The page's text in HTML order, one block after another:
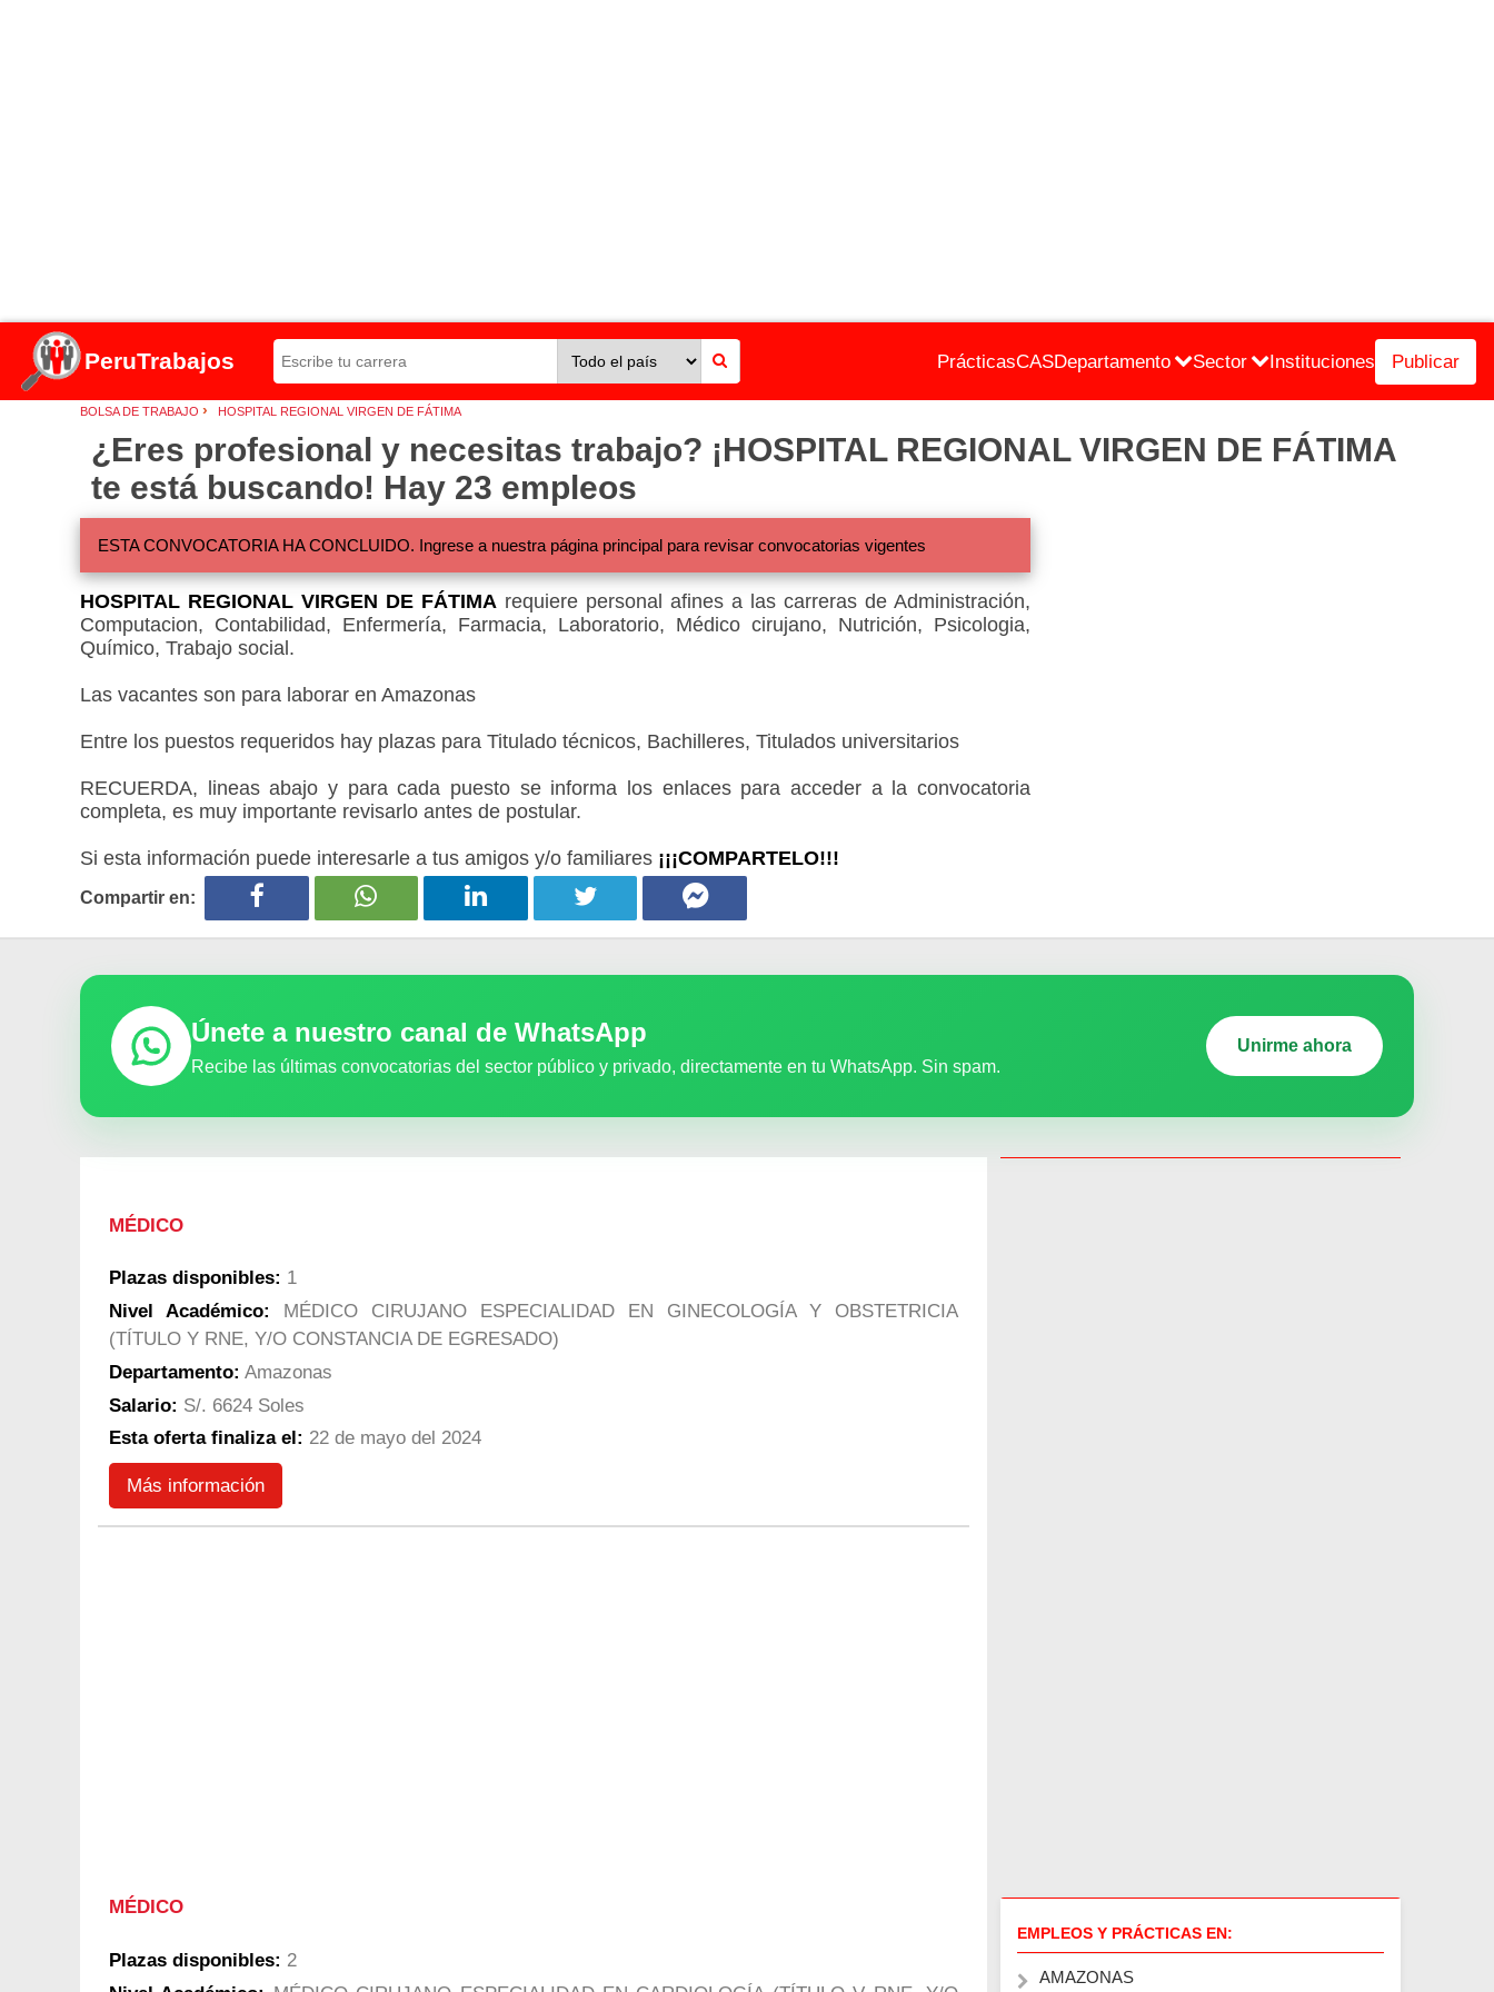
PeruTrabajos PrácticasCASDepartamento Sector Instituciones Publicar
BOLSA DE TRABAJO › HOSPITAL REGIONAL VIRGEN DE FÁTIMA
¿Eres profesional y necesitas trabajo? ¡HOSPITAL REGIONAL VIRGEN DE FÁTIMA
te está buscando! Hay 23 empleos
ESTA CONVOCATORIA HA CONCLUIDO. Ingrese a nuestra página principal para revisar convocatorias vigentes
HOSPITAL REGIONAL VIRGEN DE FÁTIMA requiere personal afines a las carreras de Administración,
Computacion, Contabilidad, Enfermería, Farmacia, Laboratorio, Médico cirujano, Nutrición, Psicologia,
Químico, Trabajo social.
Las vacantes son para laborar en Amazonas
Entre los puestos requeridos hay plazas para Titulado técnicos, Bachilleres, Titulados universitarios
RECUERDA, lineas abajo y para cada puesto se informa los enlaces para acceder a la convocatoria
completa, es muy importante revisarlo antes de postular.
Si esta información puede interesarle a tus amigos y/o familiares ¡¡¡COMPARTELO!!!
Compartir en:
Únete a nuestro canal de WhatsApp
Recibe las últimas convocatorias del sector público y privado, directamente en tu WhatsApp. Sin spam.
Unirme ahora
MÉDICO
Plazas disponibles: 1
Nivel Académico:
MÉDICO CIRUJANO ESPECIALIDAD EN GINECOLOGÍA Y OBSTETRICIA
(TÍTULO Y RNE, Y/O CONSTANCIA DE EGRESADO)
Departamento: Amazonas
Salario: S/. 6624 Soles
Esta oferta finaliza el: 22 de mayo del 2024
Más información
MÉDICO
Plazas disponibles: 2
EMPLEOS Y PRÁCTICAS EN:
AMAZONAS